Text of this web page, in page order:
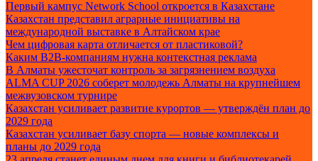
Первый кампус Network School откроется в Казахстане
Казахстан представил аграрные инициативы на
международной выставке в Алтайском крае
Чем цифровая карта отличается от пластиковой?
Каким B2B-компаниям нужна контекстная реклама
В Алматы ужесточат контроль за загрязнением воздуха
ALMA CUP 2026 соберет молодежь Алматы на крупнейшем
межвузовском турнире
Казахстан усиливает развитие курортов — утверждён план до
2029 года
Казахстан усиливает базу спорта — новые комплексы и
планы до 2029 года